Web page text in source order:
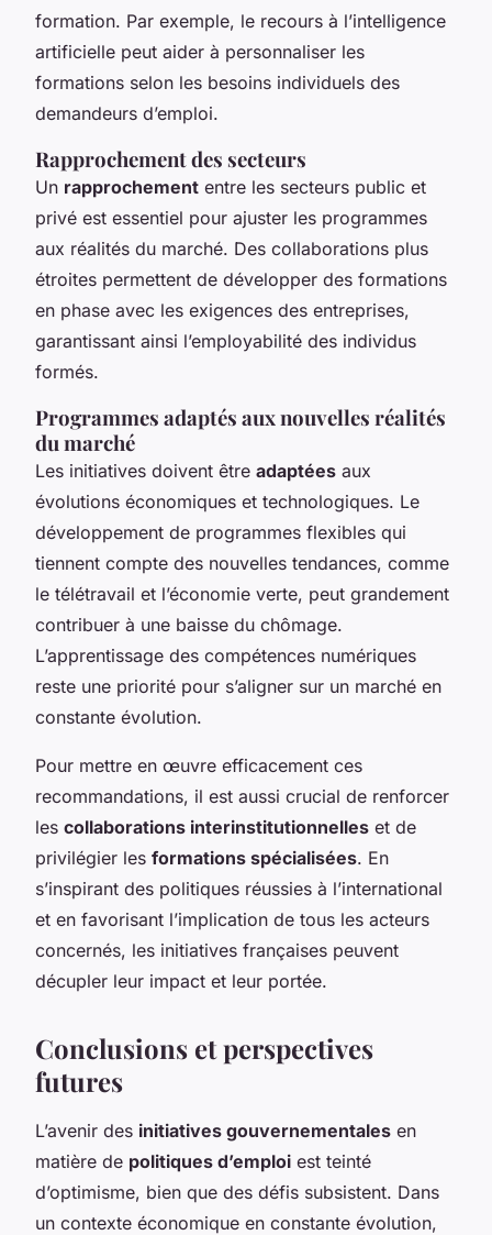
formation. Par exemple, le recours à l’intelligence
artificielle peut aider à personnaliser les
formations selon les besoins individuels des
demandeurs d’emploi.
Rapprochement des secteurs
Un rapprochement entre les secteurs public et
privé est essentiel pour ajuster les programmes
aux réalités du marché. Des collaborations plus
étroites permettent de développer des formations
en phase avec les exigences des entreprises,
garantissant ainsi l’employabilité des individus
formés.
Programmes adaptés aux nouvelles réalités
du marché
Les initiatives doivent être adaptées aux
évolutions économiques et technologiques. Le
développement de programmes flexibles qui
tiennent compte des nouvelles tendances, comme
le télétravail et l’économie verte, peut grandement
contribuer à une baisse du chômage.
L’apprentissage des compétences numériques
reste une priorité pour s’aligner sur un marché en
constante évolution.
Pour mettre en œuvre efficacement ces
recommandations, il est aussi crucial de renforcer
les collaborations interinstitutionnelles et de
privilégier les formations spécialisées. En
s’inspirant des politiques réussies à l’international
et en favorisant l’implication de tous les acteurs
concernés, les initiatives françaises peuvent
décupler leur impact et leur portée.
Conclusions et perspectives
futures
L’avenir des initiatives gouvernementales en
matière de politiques d’emploi est teinté
d’optimisme, bien que des défis subsistent. Dans
un contexte économique en constante évolution,